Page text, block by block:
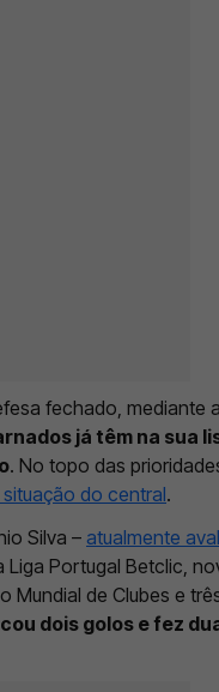
fechado, mediante
já têm na sua
. No topo das
do central.
Silva – atualmente
Portugal Betclic,
de Clubes e
dois golos e fez